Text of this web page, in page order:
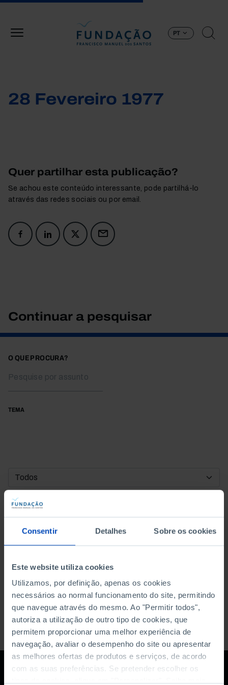
Consentir Detalhes Sobre os cookies
Este website utiliza cookies
Utilizamos, por definição, apenas os cookies
necessários ao normal funcionamento do site, permitindo
que navegue através do mesmo. Ao "Permitir todos",
autoriza a utilização de outro tipo de cookies, que
permitem proporcionar uma melhor experiência de
navegação, avaliar o desempenho do site ou apresentar
as melhores ofertas de produtos e serviços, de acordo
com as suas preferências. Se pretender escolher os
PT
28 Fevereiro 1977
Quer partilhar esta publicação?
Se achou este conteúdo interessante, pode partilhá-lo
através das redes sociais ou por email.
Continuar a pesquisar
O QUE PROCURA?
TEMA
DATA DE INÍCIO
DATA DE FIM